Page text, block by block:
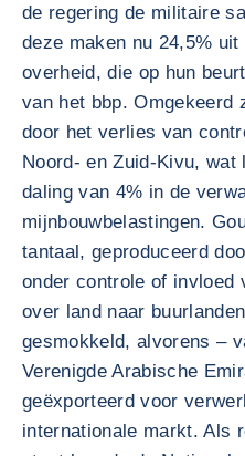
de regering de militaire
deze maken nu 24,5%
overheid, die op hun
van het bbp. Omgekeerd
door het verlies van
Noord- en Zuid-Kivu,
daling van 4% in de
mijnbouwbelastingen.
tantaal, geproduceerd
onder controle of invloed
over land naar
gesmokkeld, alvorens –
Verenigde Arabische
geëxporteerd voor
internationale markt. Als